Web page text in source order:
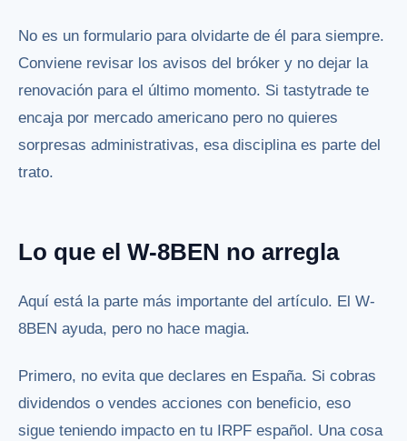
No es un formulario para olvidarte de él para siempre.
Conviene revisar los avisos del bróker y no dejar la
renovación para el último momento. Si tastytrade te
encaja por mercado americano pero no quieres
sorpresas administrativas, esa disciplina es parte del
trato.
Lo que el W-8BEN no arregla
Aquí está la parte más importante del artículo. El W-
8BEN ayuda, pero no hace magia.
Primero, no evita que declares en España. Si cobras
dividendos o vendes acciones con beneficio, eso
sigue teniendo impacto en tu IRPF español. Una cosa